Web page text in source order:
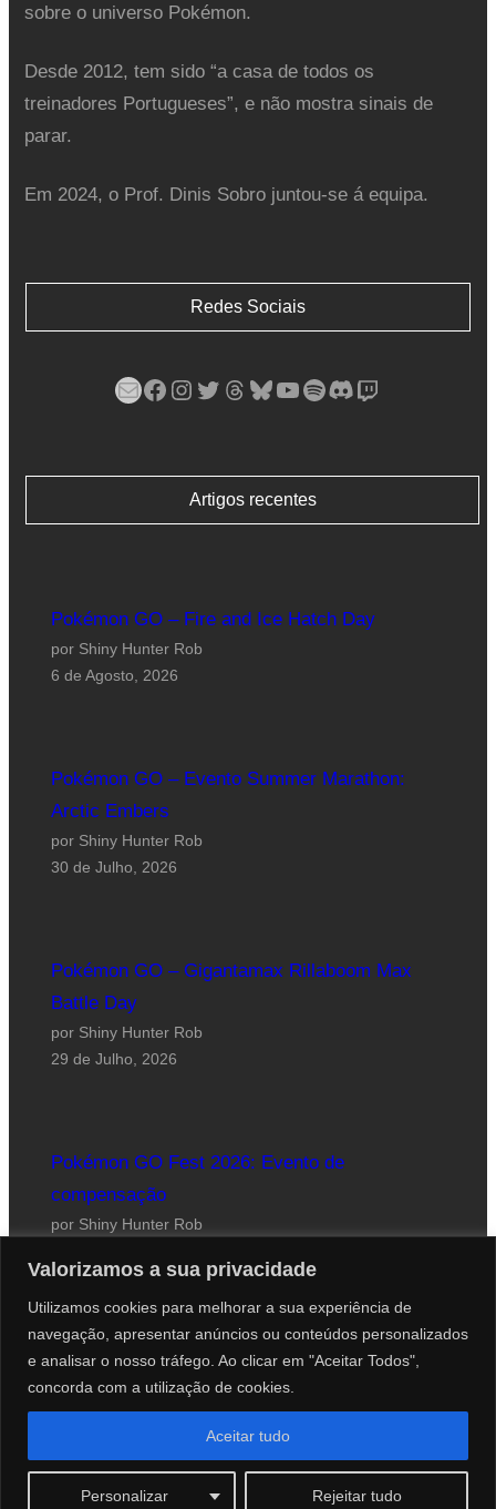
Valorizamos a sua privacidade
Utilizamos cookies para melhorar a sua experiência de
navegação, apresentar anúncios ou conteúdos personalizados
e analisar o nosso tráfego. Ao clicar em "Aceitar Todos",
concorda com a utilização de cookies.
Personalizar Rejeitar tudo
Aceitar tudo
sobre o universo Pokémon.
Desde 2012, tem sido “a casa de todos os
treinadores Portugueses”, e não mostra sinais de
parar.
Em 2024, o Prof. Dinis Sobro juntou-se á equipa.
Redes Sociais
Mail Facebook Instagram Twitter Threads Bluesky YouTube Spotify Discord Twitch
Artigos recentes
Pokémon GO – Fire and Ice Hatch Day
por Shiny Hunter Rob
6 de Agosto, 2026
Pokémon GO – Evento Summer Marathon:
Arctic Embers
por Shiny Hunter Rob
30 de Julho, 2026
Pokémon GO – Gigantamax Rillaboom Max
Battle Day
por Shiny Hunter Rob
29 de Julho, 2026
Pokémon GO Fest 2026: Evento de
compensação
por Shiny Hunter Rob
Website desenhado por Roberto Coutinho
© 2012-2026 PokéCenter Blog